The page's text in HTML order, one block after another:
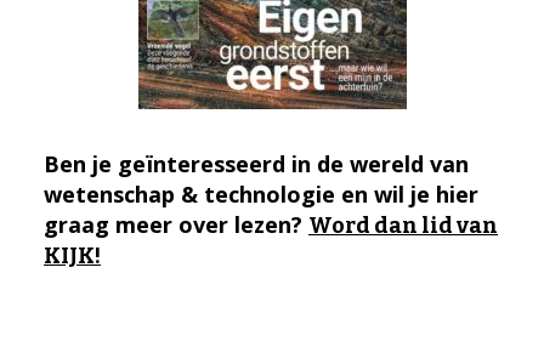
Ben je geïnteresseerd in de wereld van
wetenschap & technologie en wil je hier
graag meer over lezen? Word dan lid van
KIJK!